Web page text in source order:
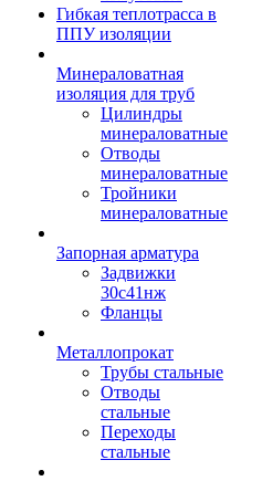
Гибкая теплотрасса в
ППУ изоляции
Минераловатная
изоляция для труб
Цилиндры
минераловатные
Отводы
минераловатные
Тройники
минераловатные
Запорная арматура
Задвижки
30с41нж
Фланцы
Металлопрокат
Трубы стальные
Отводы
стальные
Переходы
стальные